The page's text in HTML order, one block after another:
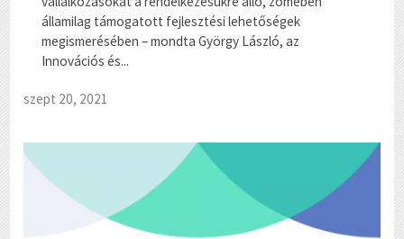
államilag támogatott fejlesztési lehetőségek
megismerésében – mondta György László, az
Innovációs és...
szept 20, 2021